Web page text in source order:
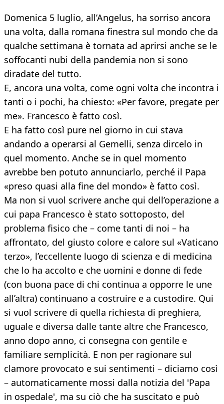
Domenica 5 luglio, all’Angelus, ha sorriso ancora
una volta, dalla romana finestra sul mondo che da
qualche settimana è tornata ad aprirsi anche se le
soffocanti nubi della pandemia non si sono
diradate del tutto.
E, ancora una volta, come ogni volta che incontra i
tanti o i pochi, ha chiesto: «Per favore, pregate per
me». Francesco è fatto così.
E ha fatto così pure nel giorno in cui stava
andando a operarsi al Gemelli, senza dircelo in
quel momento. Anche se in quel momento
avrebbe ben potuto annunciarlo, perché il Papa
«preso quasi alla fine del mondo» è fatto così.
Ma non si vuol scrivere anche qui dell’operazione a
cui papa Francesco è stato sottoposto, del
problema fisico che – come tanti di noi – ha
affrontato, del giusto colore e calore sul «Vaticano
terzo», l’eccellente luogo di scienza e di medicina
che lo ha accolto e che uomini e donne di fede
(con buona pace di chi continua a opporre le une
all’altra) continuano a costruire e a custodire. Qui
si vuol scrivere di quella richiesta di preghiera,
uguale e diversa dalle tante altre che Francesco,
anno dopo anno, ci consegna con gentile e
familiare semplicità. E non per ragionare sul
clamore provocato e sui sentimenti – diciamo così
– automaticamente mossi dalla notizia del 'Papa
in ospedale', ma su ciò che ha suscitato e può